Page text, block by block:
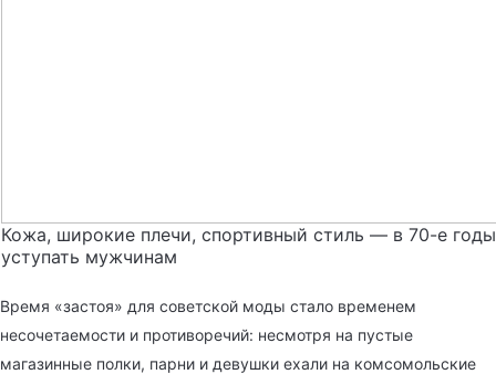
Кожа, широкие плечи, спортивный стиль — в 70-е
уступать мужчинам
Время «застоя» для советской моды стало временем
несочетаемости и противоречий: несмотря на пустые
магазинные полки, парни и девушки ехали на комсомольские